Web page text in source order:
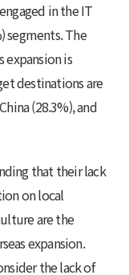
in the IT
segments. The
expansion is
destinations are
(28.3%), and
that their lack
on local
are the
expansion.
the lack of